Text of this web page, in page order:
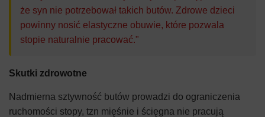
że syn nie potrzebował takich butów. Zdrowe dzieci
powinny nosić elastyczne obuwie, które pozwala
stopie naturalnie pracować."
Skutki zdrowotne
Nadmierna sztywność butów prowadzi do ograniczenia
ruchomości stopy, tzn mięśnie i ścięgna nie pracują